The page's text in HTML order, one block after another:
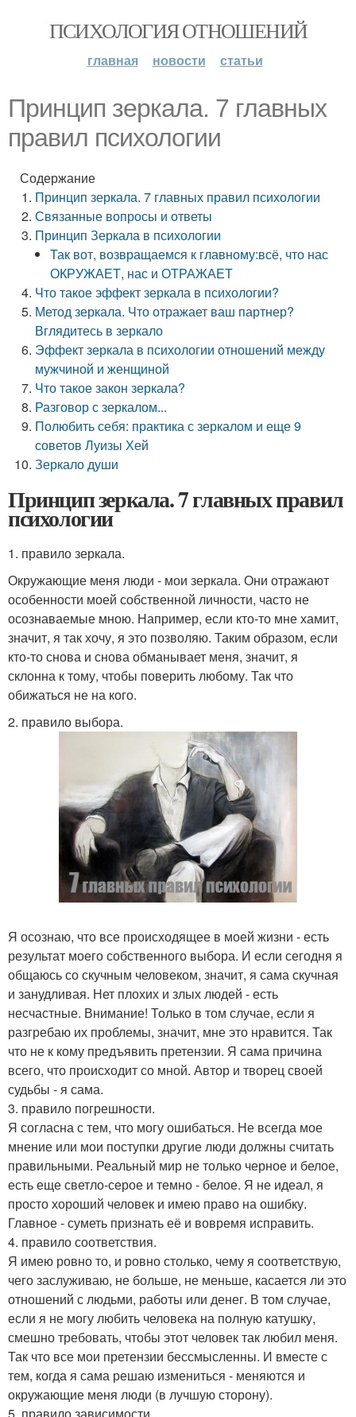
ПСИХОЛОГИЯ ОТНОШЕНИЙ
главная новости статьи
Принцип зеркала. 7 главных
правил психологии
Содержание
Принцип зеркала. 7 главных правил психологии
Связанные вопросы и ответы
Принцип Зеркала в психологии
Так вот, возвращаемся к главному:всё, что нас
ОКРУЖАЕТ, нас и ОТРАЖАЕТ
Что такое эффект зеркала в психологии?
Метод зеркала. Что отражает ваш партнер?
Вглядитесь в зеркало
Эффект зеркала в психологии отношений между
мужчиной и женщиной
Что такое закон зеркала?
Разговор с зеркалом...
Полюбить себя: практика с зеркалом и еще 9
советов Луизы Хей
Зеркало души
Принцип зеркала. 7 главных правил
психологии
1. правило зеркала.
Окружающие меня люди - мои зеркала. Они отражают
особенности моей собственной личности, часто не
осознаваемые мною. Например, если кто-то мне хамит,
значит, я так хочу, я это позволяю. Таким образом, если
кто-то снова и снова обманывает меня, значит, я
склонна к тому, чтобы поверить любому. Так что
обижаться не на кого.
2. правило выбора.
Я осознаю, что все происходящее в моей жизни - есть
результат моего собственного выбора. И если сегодня я
общаюсь со скучным человеком, значит, я сама скучная
и занудливая. Нет плохих и злых людей - есть
несчастные. Внимание! Только в том случае, если я
разгребаю их проблемы, значит, мне это нравится. Так
что не к кому предъявить претензии. Я сама причина
всего, что происходит со мной. Автор и творец своей
судьбы - я сама.
3. правило погрешности.
Я согласна с тем, что могу ошибаться. Не всегда мое
мнение или мои поступки другие люди должны считать
правильными. Реальный мир не только черное и белое,
есть еще светло-серое и темно - белое. Я не идеал, я
просто хороший человек и имею право на ошибку.
Главное - суметь признать её и вовремя исправить.
4. правило соответствия.
Я имею ровно то, и ровно столько, чему я соответствую,
чего заслуживаю, не больше, не меньше, касается ли это
отношений с людьми, работы или денег. В том случае,
если я не могу любить человека на полную катушку,
смешно требовать, чтобы этот человек так любил меня.
Так что все мои претензии бессмысленны. И вместе с
тем, когда я сама решаю измениться - меняются и
окружающие меня люди (в лучшую сторону).
5. правило зависимости.